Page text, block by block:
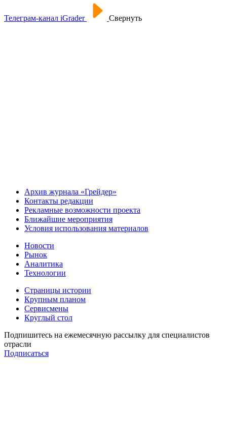
Телеграм-канал iGrader Свернуть
Архив журнала «Грейдер»
Контакты редакции
Рекламные возможности проекта
Ближайшие мероприятия
Условия использования материалов
Новости
Рынок
Аналитика
Технологии
Страницы истории
Крупным планом
Сервисмены
Круглый стол
Подпишитесь на ежемесячную рассылку для специалистов
отрасли
Подписаться